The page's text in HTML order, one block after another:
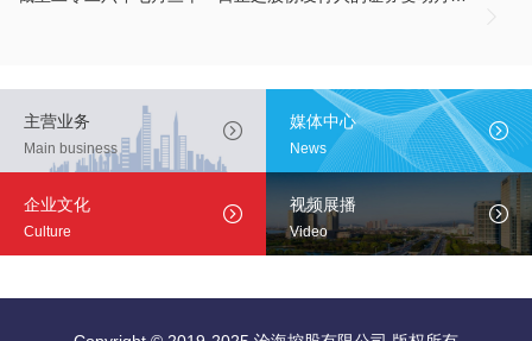
主营业务
Main business
 媒体中心
News

企业文化
Culture
 视频展播
Video
